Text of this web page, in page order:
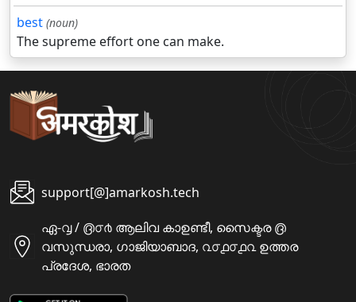
best (noun)
The supreme effort one can make.
support[@]amarkosh.tech
ഏ-൮ / ൫൦൪ ആലിവ കാഉണ്ടീ, സൈക്ടര ൫
വസുന്ധരാ, ഗാജിയാബാദ, ൨൦൧൦൧൨ ഉത്തര
പ്രദേശ, ഭാരത